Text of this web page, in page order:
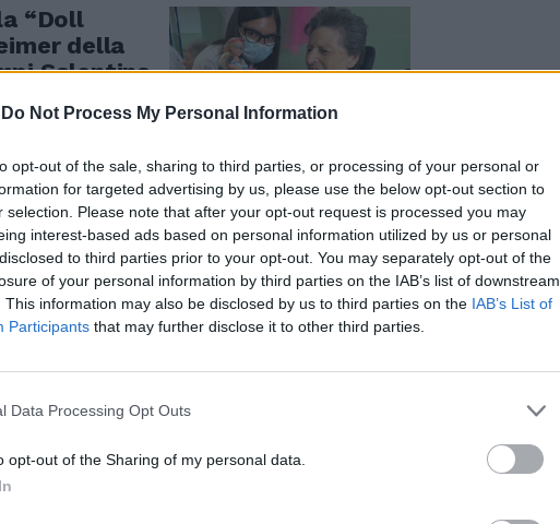
Do Not Process My Personal Information
opt-out of the sale, sharing to third parties, or processing of your personal or
for targeted advertising by us, please use the below opt-out section to
selection. Please note that after your opt-out request is processed you may
interest-based ads based on personal information utilized by us or personal
to third parties prior to your opt-out. You may separately opt-out of the
of your personal information by third parties on the IAB’s list of downstream
This information may also be disclosed by us to third parties on the IAB’s List of
Participants that may further disclose it to other third parties.
Data Processing Opt Outs
opt-out of the Sharing of my personal data.
“Doll
della
Salentina
trans
ma